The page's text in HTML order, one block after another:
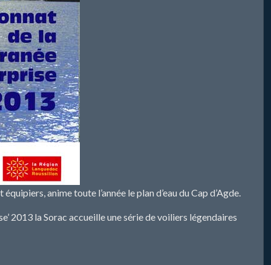
anime toute l’année le plan d’eau du Cap d’Agde.
2013 la Sorac accueille une série de voiliers légendaires